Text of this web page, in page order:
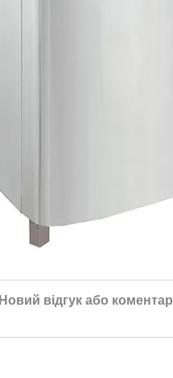
Новий відгук або коментар